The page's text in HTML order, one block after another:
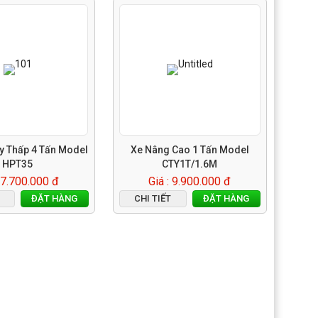
Thấp 4 Tấn Model
HPT35
đ
ĐẶT HÀNG
Xe Nâng Cao 1 Tấn Model
CTY1T/1.6M
Giá : 9.900.000 đ
CHI TIẾT ĐẶT HÀNG